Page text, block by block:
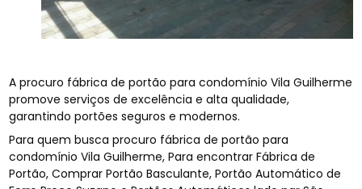
A procuro fábrica de portão para condomínio Vila Guilherme
promove serviços de excelência e alta qualidade,
garantindo portões seguros e modernos.
Para quem busca procuro fábrica de portão para
condomínio Vila Guilherme, Para encontrar Fábrica de
Portão, Comprar Portão Basculante, Portão Automático de